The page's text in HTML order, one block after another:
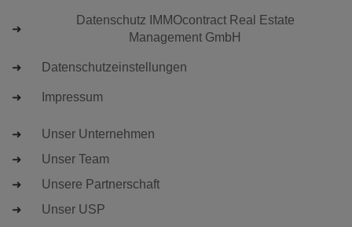
Datenschutz IMMOcontract Real Estate
Management GmbH
Datenschutzeinstellungen
Impressum
Unser Unternehmen
Unser Team
Unsere Partnerschaft
Unser USP